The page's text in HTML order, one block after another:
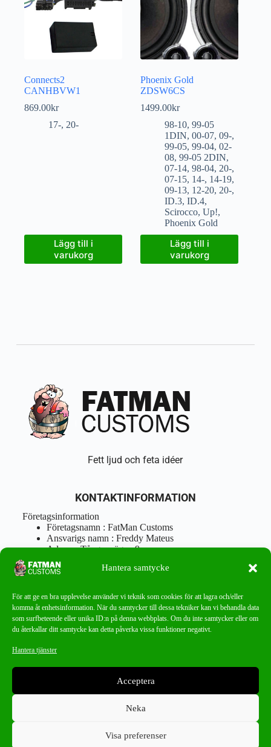
Hantera samtycke
För att ge en bra upplevelse använder vi teknik som cookies för att lagra och/eller
komma åt enhetsinformation. När du samtycker till dessa tekniker kan vi behandla data
som surfbeteende eller unika ID:n på denna webbplats. Om du inte samtycker eller om
du återkallar ditt samtycke kan detta påverka vissa funktioner negativt.
Hantera tjänster
Acceptera
Neka
Visa preferenser
Connects2
CANHBVW1
869.00kr
17-, 20-
Lägg till i
varukorg
Phoenix Gold
ZDSW6CS
1499.00kr
98-10,99-05
1DIN,00-07,09-,
99-05,99-04,02-
08,99-05 2DIN,
07-14,98-04,20-,
07-15, 14-, 14-19,
09-13, 12-20,20-,
ID.3,ID.4,
Scirocco,Up!,
Phoenix Gold
Lägg till i
varukorg
Fett ljud och feta idéer
KONTAKTINFORMATION
Företagsinformation
Företagsnamn : FatMan Customs
Ansvarigs namn : Freddy Mateus
Adress : Tångenvägen 9
Postnr : 417 46 Göteborg
Tel : 0762919666
info@fatmancustoms.se
Mån – Fre 10:00 – 18:00
Lör -11:00 – 15:00
Missa aldrig ett bra erbjudande!